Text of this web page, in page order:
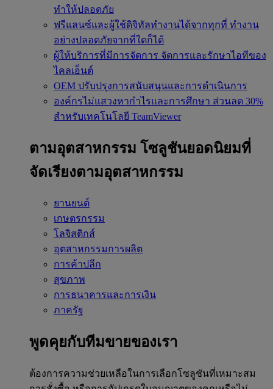
ทำให้ปลอดภัย
ฟรีแลนซ์และผู้ใช้ดิจิทัลทำงานได้จากทุกที่ ทำงาน
อย่างปลอดภัยจากที่ใดก็ได้
ผู้ให้บริการที่มีการจัดการ จัดการและรักษาไอทีของ
ไคลเอ็นต์
OEM ปรับปรุงการสนับสนุนและการดำเนินการ
องค์กรไม่แสวงหากำไรและการศึกษา ส่วนลด 30%
สำหรับเทคโนโลยี TeamViewer
ตามอุตสาหกรรม โซลูชันยอดนิยมที่
จัดเรียงตามอุตสาหกรรม
ยานยนต์
เกษตรกรรม
โลจิสติกส์
อุตสาหกรรมการผลิต
การค้าปลีก
สุขภาพ
การธนาคารและการเงิน
ภาครัฐ
พูดคุยกับทีมขายของเรา
ต้องการความช่วยเหลือในการเลือกโซลูชันที่เหมาะสม